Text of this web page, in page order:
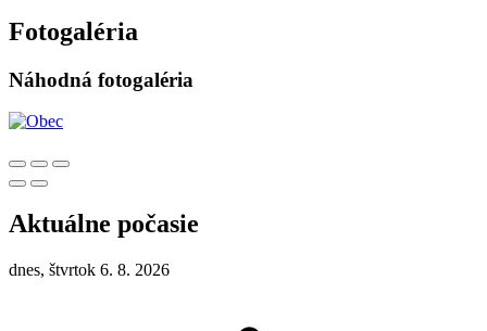
Fotogaléria
Náhodná fotogaléria
Aktuálne počasie
dnes, štvrtok 6. 8. 2026